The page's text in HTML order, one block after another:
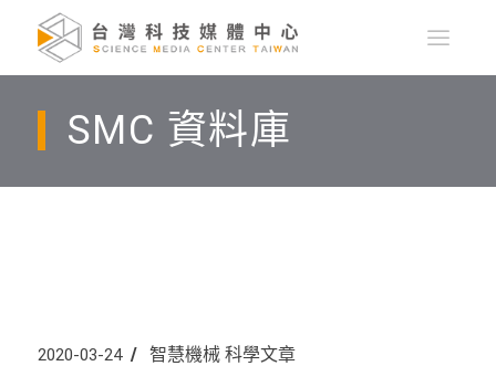
SMC 資料庫
2020-03-24 智慧機械 科學文章